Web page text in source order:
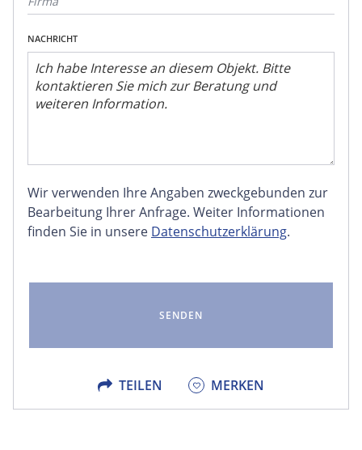
NACHRICHT
Wir verwenden Ihre Angaben zweckgebunden zur
Bearbeitung Ihrer Anfrage. Weiter Informationen
finden Sie in unsere Datenschutzerklärung.
TEILEN
FACEBOOK
X
MERKEN